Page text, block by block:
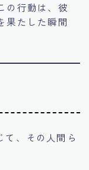
の行動は、彼
果たした瞬間
て、その人間ら